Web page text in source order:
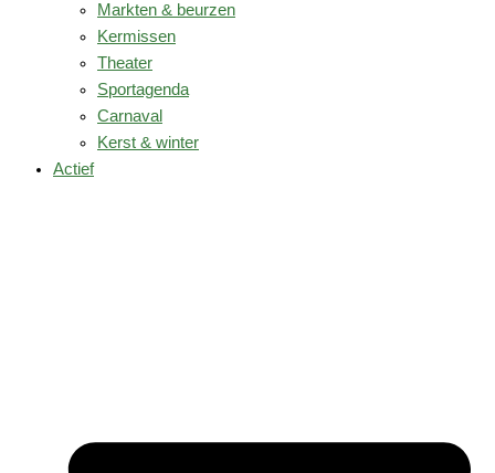
Markten & beurzen
Kermissen
Theater
Sportagenda
Carnaval
Kerst & winter
Actief